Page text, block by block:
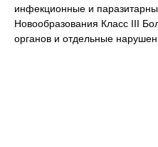
инфекционные и
Новообразования Класс III
органов и отдельные